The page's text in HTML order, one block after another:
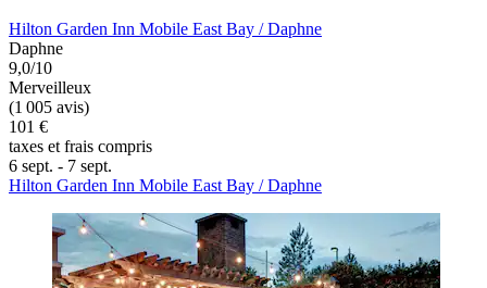
Hilton Garden Inn Mobile East Bay / Daphne
Daphne
9,0/10
Merveilleux
(1 005 avis)
101 €
taxes et frais compris
6 sept. - 7 sept.
Hilton Garden Inn Mobile East Bay / Daphne